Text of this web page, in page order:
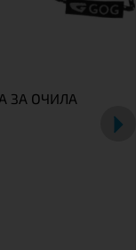
ЗА ОЧИЛА